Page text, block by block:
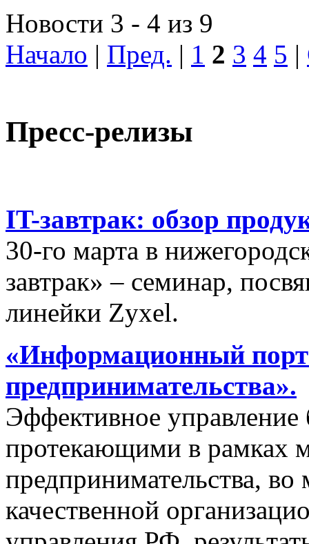
Новости 3 - 4 из 9
Начало | Пред. | 1 2 3 4 5 |
Пресс-релизы
IT-завтрак: обзор
30-го марта в
завтрак» – семинар,
линейки Zyxel.
«Информационный
предпринимательства».
Эффективное управление
протекающими в рамках
предпринимательства,
качественной